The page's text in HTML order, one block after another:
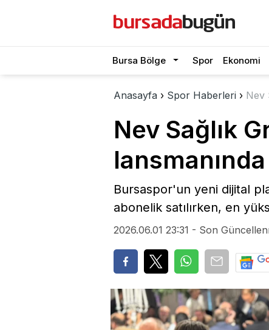
Bursa Bölge Spor Ekonomi
Anasayfa › Spor Haberleri › Nev
Nev Sağlık
Bursaspor'un yeni dijital
abonelik satılırken, en
2026.06.01 23:31 - Son